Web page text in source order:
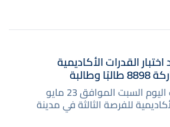
القدرات الأكاديمية
عقدت جامعة الكويت اليوم السبت الموافق 23 مايو
للفرصة الثالثة في مدينة